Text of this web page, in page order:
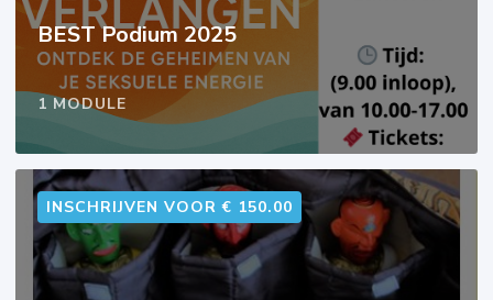
BEST Podium 2025
1 MODULE
INSCHRIJVEN VOOR € 150.00